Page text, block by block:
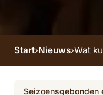
Wat
Start›Nieuws›Wat
Seizoensgebonden